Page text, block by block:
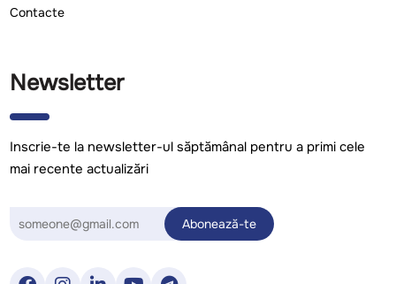
Contacte
Newsletter
Inscrie-te la newsletter-ul săptămânal pentru a primi cele
mai recente actualizări